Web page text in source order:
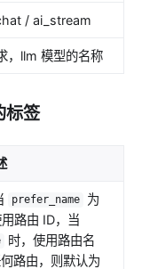
/ ai_stream
，llm 模型的名称
标签
prefer_name 为
用路由 ID，当
时，使用路由名
路由，则默认为